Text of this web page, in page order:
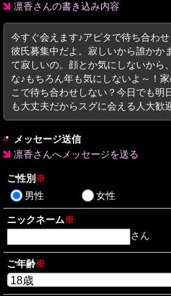
凛香さんの書き込み内容
今すぐ会えます♪アピタで待ち合わ
彼氏募集中だよ。寂しいから誰かか
て寂しいの。顔とか気にしないから
な♪もちろん年も気にしないよ～！
こで待ち合わせしない？今日でも明
も大丈夫だからスグに会える人大歓
メッセージ送信
凛香さんへメッセージを送る